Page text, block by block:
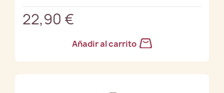
22,90 €
Añadir al carrito